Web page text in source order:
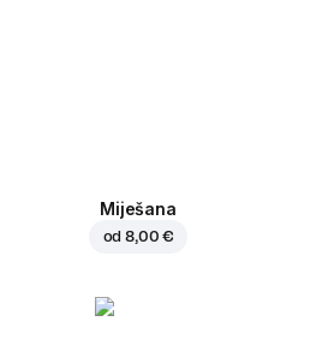
Miješana
od8,00 €